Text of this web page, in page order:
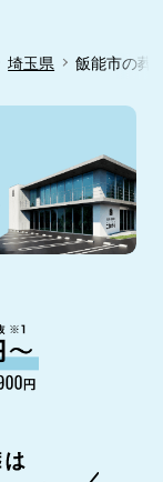
埼玉県 飯能市の葬